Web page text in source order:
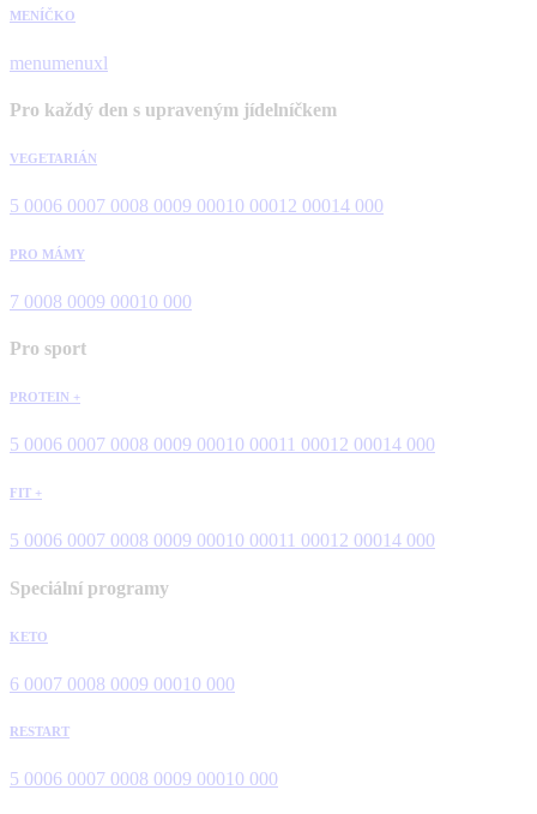
MENÍČKO
menumenuxl
Pro každý den s upraveným jídelníčkem
VEGETARIÁN
5 0006 0007 0008 0009 00010 00012 00014 000
PRO MÁMY
7 0008 0009 00010 000
Pro sport
PROTEIN +
5 0006 0007 0008 0009 00010 00011 00012 00014 000
FIT +
5 0006 0007 0008 0009 00010 00011 00012 00014 000
Speciální programy
KETO
6 0007 0008 0009 00010 000
RESTART
5 0006 0007 0008 0009 00010 000